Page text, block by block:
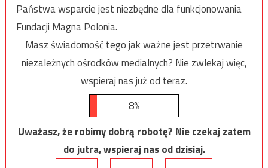
Państwa wsparcie jest niezbędne dla funkcjonowania
Fundacji Magna Polonia.
Masz świadomość tego jak ważne jest przetrwanie
niezależnych ośrodków medialnych? Nie zwlekaj więc,
wspieraj nas już od teraz.
8%
Uważasz, że robimy dobrą robotę? Nie czekaj zatem
do jutra, wspieraj nas od dzisiaj.